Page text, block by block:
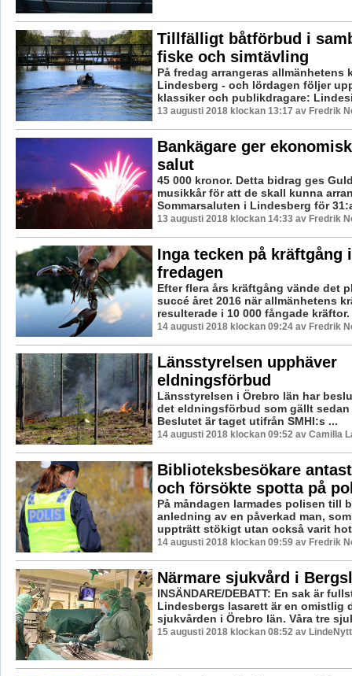
Tillfälligt båtförbud i
fiske och simtävling
På fredag arrangeras allmänhetens
Lindesberg - och lördagen följer
klassiker och publikdragare:
13 augusti 2018 klockan 13:17 av Fredrik
Bankägare ger
salut
45 000 kronor. Detta bidrag ges
musikkår för att de skall kunna
Sommarsaluten i Lindesberg för
13 augusti 2018 klockan 14:33 av Fredrik
Inga tecken på kräftgång
fredagen
Efter flera års kräftgång vände det
succé året 2016 när allmänhetens
resulterade i 10 000 fångade kräftor.
14 augusti 2018 klockan 09:24 av Fredrik
Länsstyrelsen upphäver
eldningsförbud
Länsstyrelsen i Örebro län har
det eldningsförbud som gällt
Beslutet är taget utifrån SMHI:s ...
14 augusti 2018 klockan 09:52 av Camilla
Biblioteksbesökare
och försökte spotta på
På måndagen larmades polisen till
anledning av en påverkad man,
uppträtt stökigt utan också varit
14 augusti 2018 klockan 09:59 av Fredrik
Närmare sjukvård i
INSÄNDARE/DEBATT: En sak är
Lindesbergs lasarett är en omistlig
sjukvården i Örebro län. Våra tre
15 augusti 2018 klockan 08:52 av